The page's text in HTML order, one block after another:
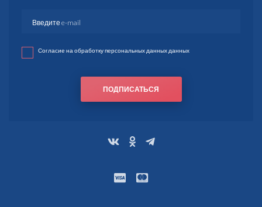
Согласие на обработку персональных данных данных
ПОДПИСАТЬСЯ